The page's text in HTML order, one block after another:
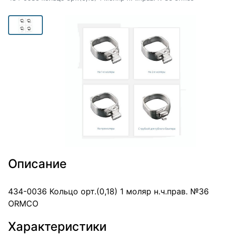
Описание
434-0036 Кольцо орт.(0,18) 1 моляр н.ч.прав. №36
ORMCO
Характеристики